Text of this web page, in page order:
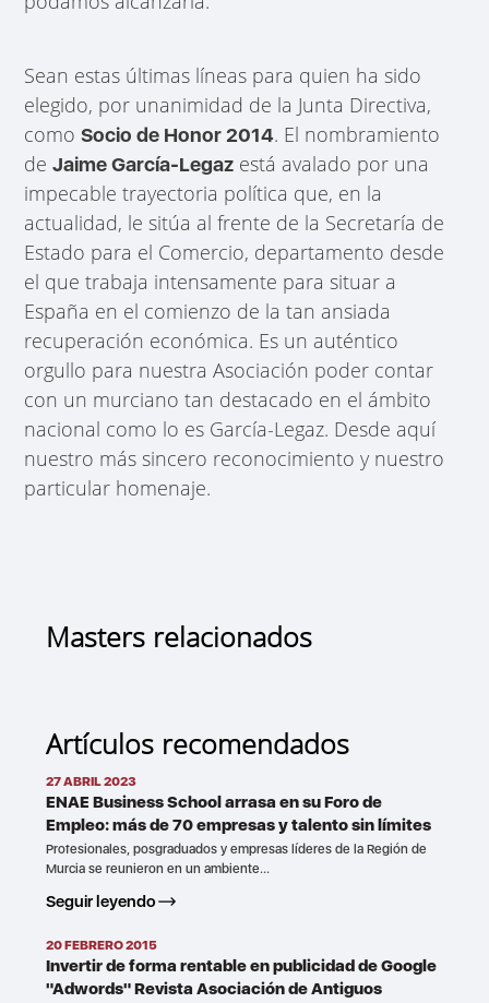
Sean estas últimas líneas para quien ha sido
elegido, por unanimidad de la Junta Directiva,
comoSocio de Honor 2014. El nombramiento
deJaime García-Legaz está avalado por una
impecable trayectoria política que, en la
actualidad, le sitúa al frente de la Secretaría de
Estado para el Comercio, departamento desde
el que trabaja intensamente para situar a
España en el comienzo de la tan ansiada
recuperación económica. Es un auténtico
orgullo para nuestra Asociación poder contar
con un murciano tan destacado en el ámbito
nacional como lo es García-Legaz. Desde aquí
nuestro más sincero reconocimiento y nuestro
particular homenaje.
Masters relacionados
Artículos recomendados
27 ABRIL 2023
ENAE Business School arrasa en su Foro de
Empleo: más de 70 empresas y talento sin límites
Profesionales, posgraduados y empresas líderes de la Región de
Murcia se reunieron en un ambiente...
Seguir leyendo
20 FEBRERO 2015
Invertir de forma rentable en publicidad de Google
"Adwords" Revista Asociación de Antiguos